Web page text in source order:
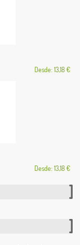
Desde: 13,18 €
Desde: 13,18 €